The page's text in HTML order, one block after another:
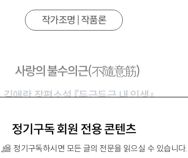
정기구독 회원 전용 콘텐츠
』을 정기구독하시면 모든 글의 전문을 읽으실 수 있습니다.
작가조명 | 작품론
사랑의 불수의근(不隨意筋)
김애란 장편소설 『두근두근 내 인생』